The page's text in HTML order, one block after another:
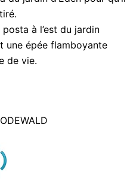
à l’est du jardin
une épée flamboyante
de vie.